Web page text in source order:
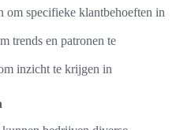
om specifieke klantbehoeften in
trends en patronen te
inzicht te krijgen in